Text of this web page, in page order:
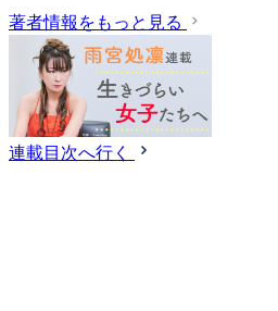
著者情報をもっと見る
連載目次へ行く